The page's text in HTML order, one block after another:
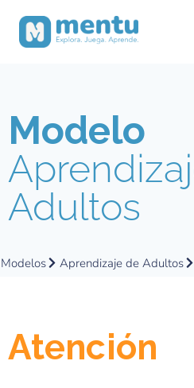
Modelo
Adultos
Modelos Aprendizaje de Adultos
Atención